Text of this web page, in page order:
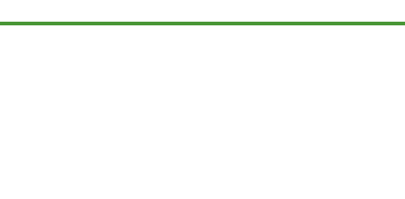
鳴らないという現象があったので修正しました。